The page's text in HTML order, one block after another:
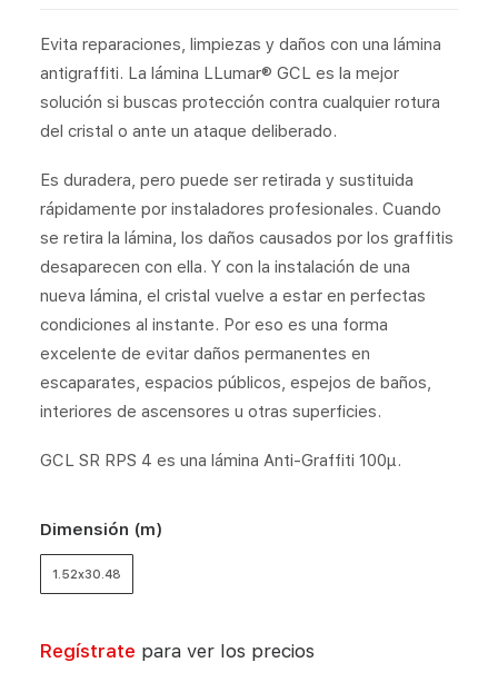
Evita reparaciones, limpiezas y daños con una lámina
antigraffiti. La lámina LLumar® GCL es la mejor
solución si buscas protección contra cualquier rotura
del cristal o ante un ataque deliberado.
Es duradera, pero puede ser retirada y sustituida
rápidamente por instaladores profesionales. Cuando
se retira la lámina, los daños causados por los graffitis
desaparecen con ella. Y con la instalación de una
nueva lámina, el cristal vuelve a estar en perfectas
condiciones al instante. Por eso es una forma
excelente de evitar daños permanentes en
escaparates, espacios públicos, espejos de baños,
interiores de ascensores u otras superficies.
GCL SR RPS 4 es una lámina Anti-Graffiti 100μ.
Dimensión (m)
1.52x30.48
Regístrate para ver los precios